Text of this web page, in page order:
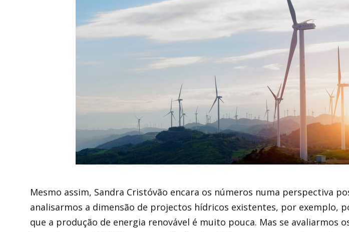
Mesmo assim, Sandra Cristóvão encara os números numa perspectiva
analisarmos a dimensão de projectos hídricos existentes, por exemplo,
que a produção de energia renovável é muito pouca. Mas se avaliarmos